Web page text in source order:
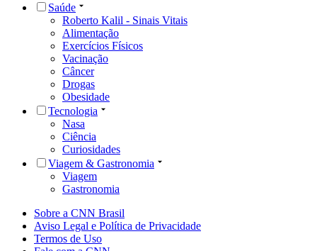
Saúde
Roberto Kalil - Sinais Vitais
Alimentação
Exercícios Físicos
Vacinação
Câncer
Drogas
Obesidade
Tecnologia
Nasa
Ciência
Curiosidades
Viagem & Gastronomia
Viagem
Gastronomia
Sobre a CNN Brasil
Aviso Legal e Política de Privacidade
Termos de Uso